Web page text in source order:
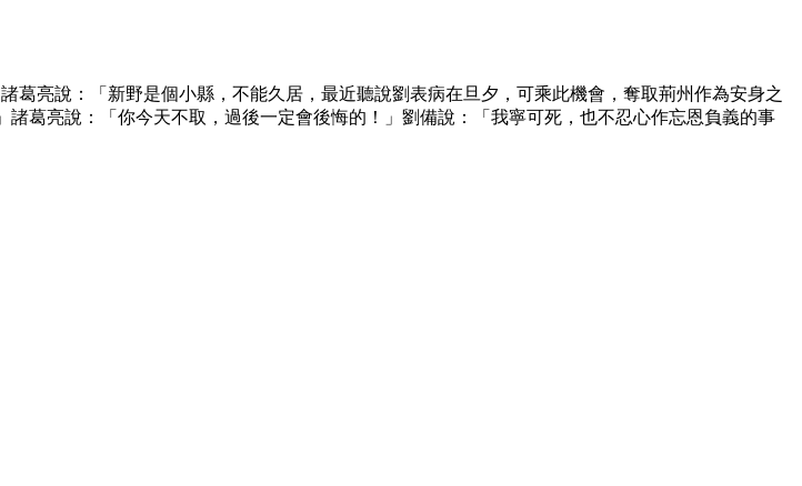
亮說：「新野是個小縣，不能久居，最近聽說劉表病在旦夕，可乘此機會，奪取荊州作為安身之
葛亮說：「你今天不取，過後一定會後悔的！」劉備說：「我寧可死，也不忍心作忘恩負義的事